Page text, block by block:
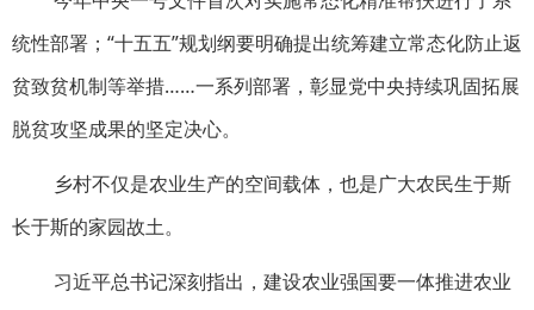
统性部署；“十五五”规划纲要明确提出统筹建立常态化防止返
贫致贫机制等举措……一系列部署，彰显党中央持续巩固拓展
脱贫攻坚成果的坚定决心。
乡村不仅是农业生产的空间载体，也是广大农民生于斯
长于斯的家园故土。
习近平总书记深刻指出，建设农业强国要一体推进农业